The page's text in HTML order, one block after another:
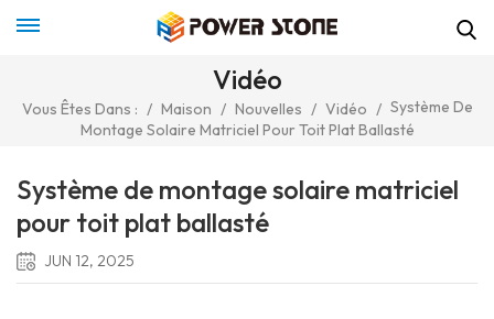
Vidéo
Vous Êtes Dans : / Maison / Nouvelles / Vidéo / Système De
Montage Solaire Matriciel Pour Toit Plat Ballasté
Système de montage solaire matriciel
pour toit plat ballasté
JUN 12, 2025